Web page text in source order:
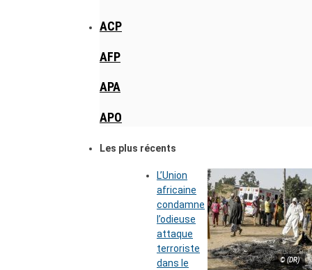
ACP
AFP
APA
APO
Les plus récents
© (DR)
L’Union
africaine
condamne
l’odieuse
attaque
terroriste
dans le